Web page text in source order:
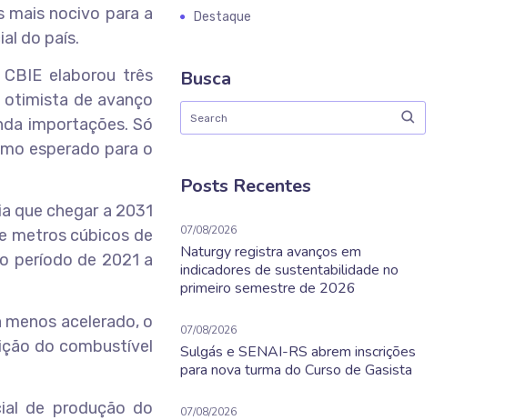
mais nocivo para a
do país.
elaborou três
otimista de avanço
importações. Só
esperado para o
que chegar a 2031
metros cúbicos de
período de 2021 a
acelerado, o
do combustível
de produção do
Destaque
Busca
Posts Recentes
07/08/2026
Naturgy registra avanços em
indicadores de sustentabilidade no
primeiro semestre de 2026
07/08/2026
Sulgás e SENAI-RS abrem inscrições
para nova turma do Curso de Gasista
07/08/2026